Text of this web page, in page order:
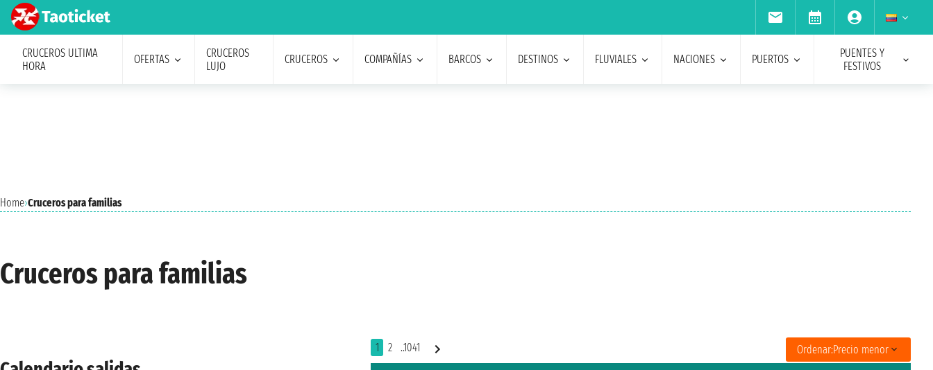
CRUCEROS ULTIMA
HORA
OFERTAS
CRUCEROS
LUJO
CRUCEROS COMPAÑÍAS BARCOS DESTINOS FLUVIALES NACIONES PUERTOS
PUENTES Y
FESTIVOS
Home›Cruceros para familias
Cruceros para familias
1 2 ..1041 Ordenar:Precio menor